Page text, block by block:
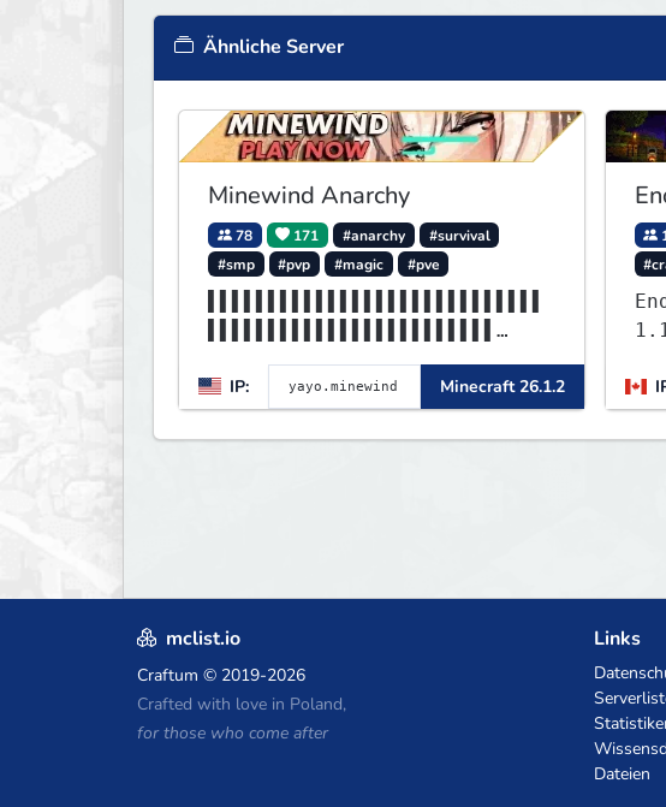
Ähnliche Server
Minewind Anarchy
78 171 #anarchy
#survival
#smp
#pvp #magic #pve
▌▌▌▌▌▌▌▌▌▌▌▌▌▌▌▌▌▌▌▌▌▌▌▌
IP: Minecraft 26.1.2
mclist.io
Craftum © 2019-2026
Crafted with love in Poland,
for those who come after
Links
Dateien